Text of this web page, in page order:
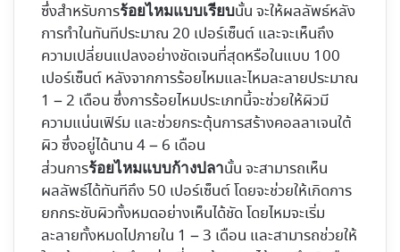
ซึ่งสำหรับการร้อยไหมแบบเรียบนั้น จะให้ผลลัพธ์หลัง
การทำในทันทีประมาณ 20 เปอร์เซ็นต์ และจะเห็นถึง
ความเปลี่ยนแปลงอย่างชัดเจนที่สุดหรือในแบบ 100
เปอร์เซ็นต์ หลังจากการร้อยไหมและไหมละลายประมาณ
1 – 2 เดือน ซึ่งการร้อยไหมประเภทนี้จะช่วยให้ผิวมี
ความแน่นเฟิร์ม และช่วยกระตุ้นการสร้างคอลลาเจนใต้
ผิว ซึ่งอยู่ได้นาน 4 – 6 เดือน
ส่วนการร้อยไหมแบบก้างปลานั้น จะสามารถเห็น
ผลลัพธ์ได้ทันทีถึง 50 เปอร์เซ็นต์ โดยจะช่วยให้เกิดการ
ยกกระชับผิวทั้งหมดอย่างเห็นได้ชัด โดยไหมจะเริ่ม
ละลายทั้งหมดไปภายใน 1 – 3 เดือน และสามารถช่วยให้